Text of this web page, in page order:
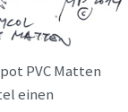
PVC Matten
einen